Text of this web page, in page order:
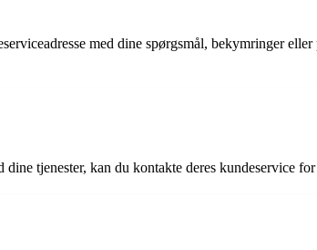
med dine spørgsmål, bekymringer
tjenester, kan du kontakte deres kundeservice